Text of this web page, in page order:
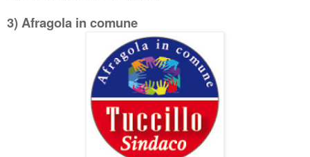
3) Afragola in comune